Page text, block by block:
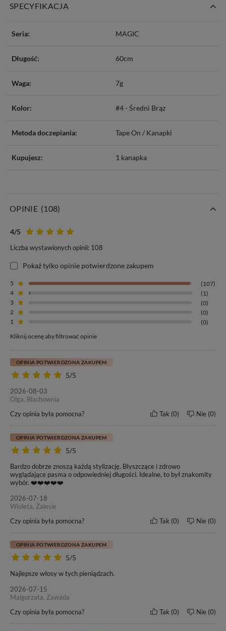
Tape On
Włosy z seriiMAGIC to znakomite rozwiązanie do przedłużania
włosów metodą kanapkową (Tape On).Polega ona na połączeniu
niewidocznych silikonowych taśm umieszczonych tuż przy skórze
głowy.
Zapewnia naturalne efekty przy minimalnym czasie trwania
zabiegu.Jako jedna z najmniej inwazyjnych metod przedłużania i
cienkich, delikatnych i łamliwych pasm.
Długość włosów
60 cm
7g (+/- 3%)
Metoda zakładania
Tape On
Kolor włosów
Klasa jakości
Żywotność włosów
SPECYFIKACJA
Seria: MAGIC
Długość: 60cm
Waga: 7g
Kolor: #4 - Średni Brąz
Metoda doczepiania: Tape On / Kanapki
Kupujesz: 1 kanapka
OPINIE (108)
4/5
Liczba wystawionych opinii: 108
Pokaż tylko opinie potwierdzone zakupem
5
(107)
4
(1)
3
(0)
2
(0)
1
(0)
Kliknij ocenę aby filtrować opinie
5/5
OPINIA POTWIERDZONA ZAKUPEM
2026-08-03
Olga, Blachownia
Czy opinia była pomocna?
Tak 0 Nie 0
5/5
OPINIA POTWIERDZONA ZAKUPEM
Bardzo dobrze znoszą każdą stylizację. Błyszczące i zdrowo
wyglądające pasma o odpowiedniej długości. Idealne, to był znakomity
wybór. ❤️❤️❤️❤️❤️
2026-07-18
Wioleta, Zalesie
Czy opinia była pomocna?
Tak 0 Nie 0
5/5
OPINIA POTWIERDZONA ZAKUPEM
Najlepsze włosy w tych pieniądzach.
2026-07-15
Malgorzata, Zawada
Czy opinia była pomocna?
Tak 0 Nie 0